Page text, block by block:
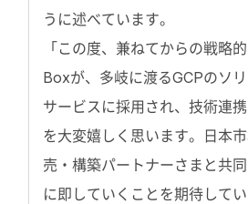
うに述べています。
「この度、兼ねてからの戦略
Boxが、多岐に渡るGCPのソ
サービスに採用され、技術連
を大変嬉しく思います。日本
売・構築パートナーさまと共
に即していくことを期待してい